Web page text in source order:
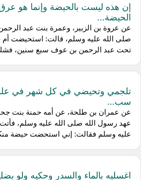
إن هذه ليست بالحيضة وإنما هو عرق
الحيضة...
عن عروة بن الزبير، وعمرة بنت عبد
صلى الله عليه وسلم، قالت: استحيضت
تحت عبد الرحمن بن عوف سبع سنين،
تلجمي وتحيضي في كل شهر في علم
سب...
عن عمران بن طلحة، عن أمه حمنة بنت
عهد رسول الله صلى الله عليه وسلم،
عليه وسلم فقالت: إني استحضت حيضة
اغسليه بالماء والسدر وحكيه ولو